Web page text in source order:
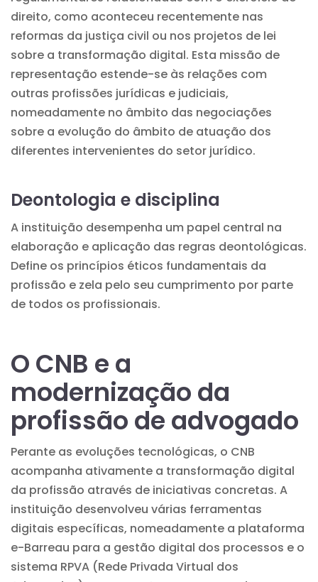
direito, como aconteceu recentemente nas
reformas da justiça civil ou nos projetos de lei
sobre a transformação digital. Esta missão de
representação estende-se às relações com
outras profissões jurídicas e judiciais,
nomeadamente no âmbito das negociações
sobre a evolução do âmbito de atuação dos
diferentes intervenientes do setor jurídico.
Deontologia e disciplina
A instituição desempenha um papel central na
elaboração e aplicação das regras deontológicas.
Define os princípios éticos fundamentais da
profissão e zela pelo seu cumprimento por parte
de todos os profissionais.
O CNB e a
modernização da
profissão de advogado
Perante as evoluções tecnológicas, o CNB
acompanha ativamente a transformação digital
da profissão através de iniciativas concretas. A
instituição desenvolveu várias ferramentas
digitais específicas, nomeadamente a plataforma
e-Barreau para a gestão digital dos processos e o
sistema RPVA (Rede Privada Virtual dos